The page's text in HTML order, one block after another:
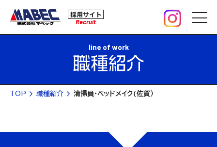
採用サイト
Recruit
line of work
TOP 職種紹介 清掃員・ベッドメイク(佐賀）